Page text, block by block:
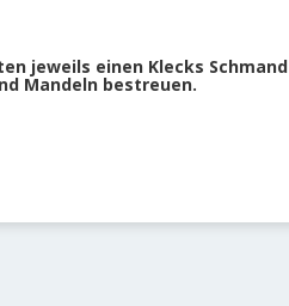
jeweils einen Klecks Schmand
Mandeln bestreuen.